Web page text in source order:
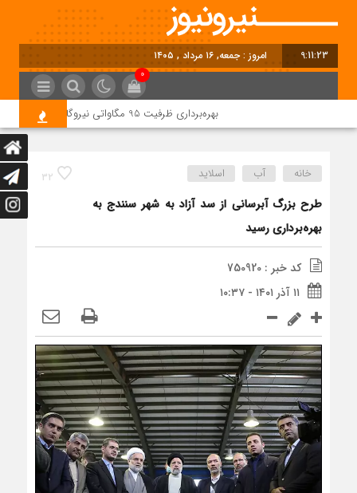
9:11:24 برابر با : Friday - 7 August - 2026
0
بهره‌برداری ظرفیت 95 مگاواتی نیروگاه خورشیدی شمس‌آباد در آینده نزدیک
32 خانه آب اسلاید
طرح بزرگ آبرسانی از سد آزاد به شهر سنندج به
بهره‌برداری رسید
کد خبر : 750920
۱۱ آذر ۱۴۰۱ - ۱۰:۳۷